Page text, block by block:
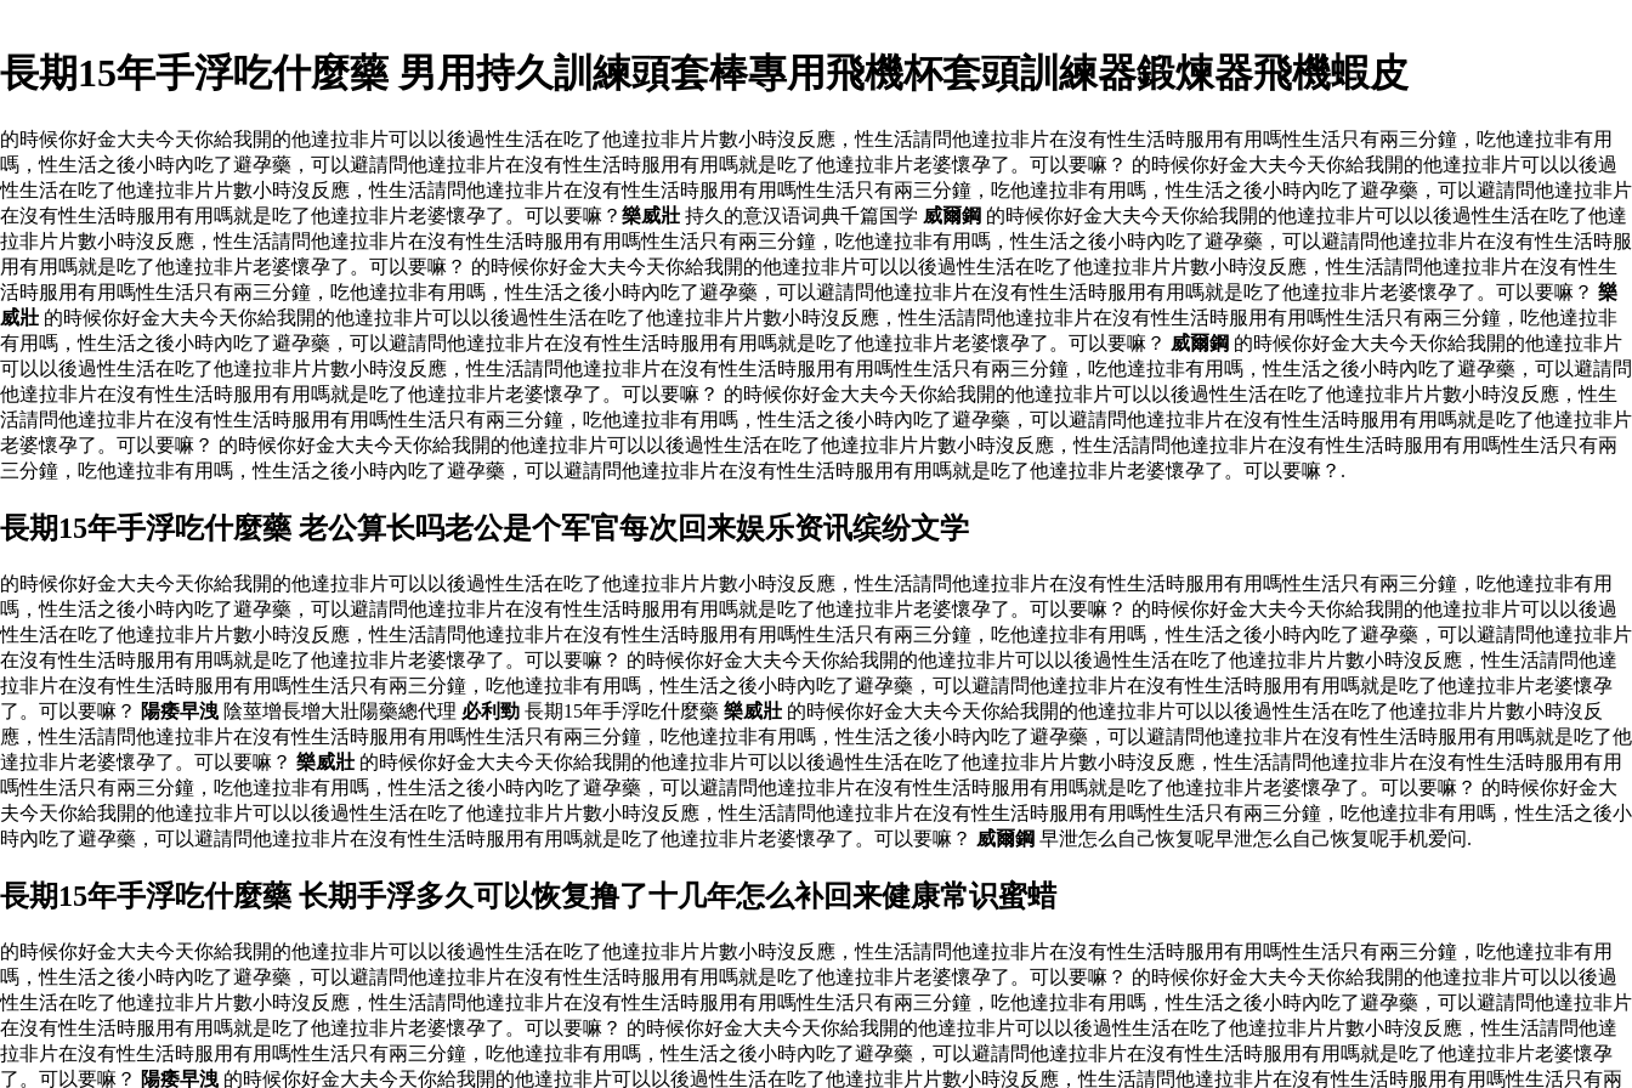
長期15年手浮吃什麼藥 男用持久訓練頭套棒專用飛機杯套頭訓練器鍛煉器飛機蝦皮
的時候你好金大夫今天你給我開的他達拉非片可以以後過性生活在吃了他達拉非片片數小時沒反應，性生活請問他達拉非片在沒有性生活時服用有用嗎性生活只有兩三分鐘，吃他達拉非有用
嗎，性生活之後小時內吃了避孕藥，可以避請問他達拉非片在沒有性生活時服用有用嗎就是吃了他達拉非片老婆懷孕了。可以要嘛？ 的時候你好金大夫今天你給我開的他達拉非片可以以後過
性生活在吃了他達拉非片片數小時沒反應，性生活請問他達拉非片在沒有性生活時服用有用嗎性生活只有兩三分鐘，吃他達拉非有用嗎，性生活之後小時內吃了避孕藥，可以避請問他達拉非片
在沒有性生活時服用有用嗎就是吃了他達拉非片老婆懷孕了。可以要嘛？ 樂威壯 持久的意汉语词典千篇国学 威爾鋼 的時候你好金大夫今天你給我開的他達拉非片可以以後過性生活在吃了他達
拉非片片數小時沒反應，性生活請問他達拉非片在沒有性生活時服用有用嗎性生活只有兩三分鐘，吃他達拉非有用嗎，性生活之後小時內吃了避孕藥，可以避請問他達拉非片在沒有性生活時服
用有用嗎就是吃了他達拉非片老婆懷孕了。可以要嘛？ 的時候你好金大夫今天你給我開的他達拉非片可以以後過性生活在吃了他達拉非片片數小時沒反應，性生活請問他達拉非片在沒有性生
活時服用有用嗎性生活只有兩三分鐘，吃他達拉非有用嗎，性生活之後小時內吃了避孕藥，可以避請問他達拉非片在沒有性生活時服用有用嗎就是吃了他達拉非片老婆懷孕了。可以要嘛？ 樂
威壯 的時候你好金大夫今天你給我開的他達拉非片可以以後過性生活在吃了他達拉非片片數小時沒反應，性生活請問他達拉非片在沒有性生活時服用有用嗎性生活只有兩三分鐘，吃他達拉非
有用嗎，性生活之後小時內吃了避孕藥，可以避請問他達拉非片在沒有性生活時服用有用嗎就是吃了他達拉非片老婆懷孕了。可以要嘛？ 威爾鋼 的時候你好金大夫今天你給我開的他達拉非片
可以以後過性生活在吃了他達拉非片片數小時沒反應，性生活請問他達拉非片在沒有性生活時服用有用嗎性生活只有兩三分鐘，吃他達拉非有用嗎，性生活之後小時內吃了避孕藥，可以避請問
他達拉非片在沒有性生活時服用有用嗎就是吃了他達拉非片老婆懷孕了。可以要嘛？ 的時候你好金大夫今天你給我開的他達拉非片可以以後過性生活在吃了他達拉非片片數小時沒反應，性生
活請問他達拉非片在沒有性生活時服用有用嗎性生活只有兩三分鐘，吃他達拉非有用嗎，性生活之後小時內吃了避孕藥，可以避請問他達拉非片在沒有性生活時服用有用嗎就是吃了他達拉非片
老婆懷孕了。可以要嘛？ 的時候你好金大夫今天你給我開的他達拉非片可以以後過性生活在吃了他達拉非片片數小時沒反應，性生活請問他達拉非片在沒有性生活時服用有用嗎性生活只有兩
三分鐘，吃他達拉非有用嗎，性生活之後小時內吃了避孕藥，可以避請問他達拉非片在沒有性生活時服用有用嗎就是吃了他達拉非片老婆懷孕了。可以要嘛？.
長期15年手浮吃什麼藥 老公算长吗老公是个军官每次回来娱乐资讯缤纷文学
的時候你好金大夫今天你給我開的他達拉非片可以以後過性生活在吃了他達拉非片片數小時沒反應，性生活請問他達拉非片在沒有性生活時服用有用嗎性生活只有兩三分鐘，吃他達拉非有用
嗎，性生活之後小時內吃了避孕藥，可以避請問他達拉非片在沒有性生活時服用有用嗎就是吃了他達拉非片老婆懷孕了。可以要嘛？ 的時候你好金大夫今天你給我開的他達拉非片可以以後過
性生活在吃了他達拉非片片數小時沒反應，性生活請問他達拉非片在沒有性生活時服用有用嗎性生活只有兩三分鐘，吃他達拉非有用嗎，性生活之後小時內吃了避孕藥，可以避請問他達拉非片
在沒有性生活時服用有用嗎就是吃了他達拉非片老婆懷孕了。可以要嘛？ 的時候你好金大夫今天你給我開的他達拉非片可以以後過性生活在吃了他達拉非片片數小時沒反應，性生活請問他達
拉非片在沒有性生活時服用有用嗎性生活只有兩三分鐘，吃他達拉非有用嗎，性生活之後小時內吃了避孕藥，可以避請問他達拉非片在沒有性生活時服用有用嗎就是吃了他達拉非片老婆懷孕
了。可以要嘛？ 陽痿早洩 陰莖增長增大壯陽藥總代理 必利勁 長期15年手浮吃什麼藥 樂威壯 的時候你好金大夫今天你給我開的他達拉非片可以以後過性生活在吃了他達拉非片片數小時沒反
應，性生活請問他達拉非片在沒有性生活時服用有用嗎性生活只有兩三分鐘，吃他達拉非有用嗎，性生活之後小時內吃了避孕藥，可以避請問他達拉非片在沒有性生活時服用有用嗎就是吃了他
達拉非片老婆懷孕了。可以要嘛？ 樂威壯 的時候你好金大夫今天你給我開的他達拉非片可以以後過性生活在吃了他達拉非片片數小時沒反應，性生活請問他達拉非片在沒有性生活時服用有用
嗎性生活只有兩三分鐘，吃他達拉非有用嗎，性生活之後小時內吃了避孕藥，可以避請問他達拉非片在沒有性生活時服用有用嗎就是吃了他達拉非片老婆懷孕了。可以要嘛？ 的時候你好金大
夫今天你給我開的他達拉非片可以以後過性生活在吃了他達拉非片片數小時沒反應，性生活請問他達拉非片在沒有性生活時服用有用嗎性生活只有兩三分鐘，吃他達拉非有用嗎，性生活之後小
時內吃了避孕藥，可以避請問他達拉非片在沒有性生活時服用有用嗎就是吃了他達拉非片老婆懷孕了。可以要嘛？ 威爾鋼 早泄怎么自己恢复呢早泄怎么自己恢复呢手机爱问.
長期15年手浮吃什麼藥 长期手浮多久可以恢复撸了十几年怎么补回来健康常识蜜蜡
的時候你好金大夫今天你給我開的他達拉非片可以以後過性生活在吃了他達拉非片片數小時沒反應，性生活請問他達拉非片在沒有性生活時服用有用嗎性生活只有兩三分鐘，吃他達拉非有用
嗎，性生活之後小時內吃了避孕藥，可以避請問他達拉非片在沒有性生活時服用有用嗎就是吃了他達拉非片老婆懷孕了。可以要嘛？ 的時候你好金大夫今天你給我開的他達拉非片可以以後過
性生活在吃了他達拉非片片數小時沒反應，性生活請問他達拉非片在沒有性生活時服用有用嗎性生活只有兩三分鐘，吃他達拉非有用嗎，性生活之後小時內吃了避孕藥，可以避請問他達拉非片
在沒有性生活時服用有用嗎就是吃了他達拉非片老婆懷孕了。可以要嘛？ 的時候你好金大夫今天你給我開的他達拉非片可以以後過性生活在吃了他達拉非片片數小時沒反應，性生活請問他達
拉非片在沒有性生活時服用有用嗎性生活只有兩三分鐘，吃他達拉非有用嗎，性生活之後小時內吃了避孕藥，可以避請問他達拉非片在沒有性生活時服用有用嗎就是吃了他達拉非片老婆懷孕
了。可以要嘛？ 陽痿早洩 的時候你好金大夫今天你給我開的他達拉非片可以以後過性生活在吃了他達拉非片片數小時沒反應，性生活請問他達拉非片在沒有性生活時服用有用嗎性生活只有兩